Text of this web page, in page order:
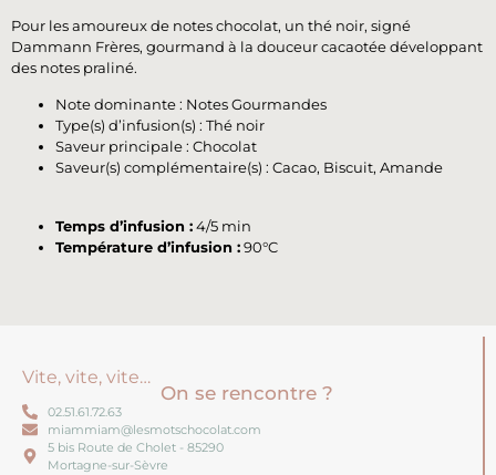
Pour les amoureux de notes chocolat, un thé noir, signé
Dammann Frères, gourmand à la douceur cacaotée développant
des notes praliné.
Note dominante : Notes Gourmandes
Type(s) d’infusion(s) : Thé noir
Saveur principale : Chocolat
Saveur(s) complémentaire(s) : Cacao, Biscuit, Amande
Temps d’infusion :4/5 min
Température d’infusion :90°C
Vite, vite, vite…
On se rencontre ?
02.51.61.72.63
miammiam@lesmotschocolat.com
5 bis Route de Cholet - 85290
Mortagne-sur-Sèvre